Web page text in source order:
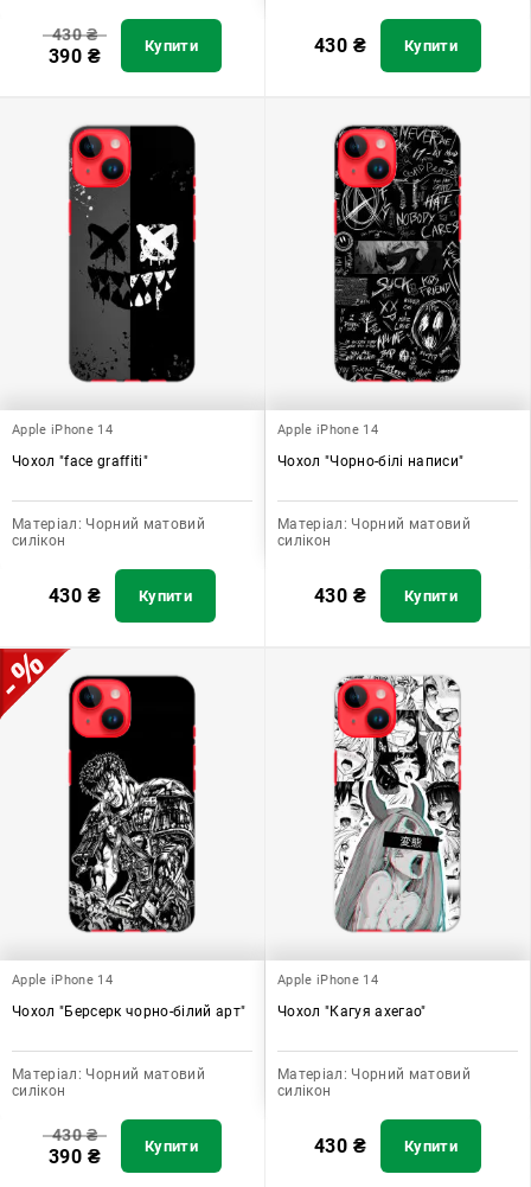
430₴
390 ₴ Купити 430 ₴ Купити
Apple iPhone 14
Чохол "face graffiti"
Матеріал: Чорний матовий
силікон
430 ₴ Купити
Apple iPhone 14
Чохол "Чорно-білі написи"
Матеріал: Чорний матовий
силікон
430 ₴ Купити
Apple iPhone 14
Чохол "Берсерк чорно-білий арт"
Матеріал: Чорний матовий
силікон
430₴
390 ₴ Купити
Apple iPhone 14
Чохол "Кагуя ахегао"
Матеріал: Чорний матовий
силікон
430 ₴ Купити